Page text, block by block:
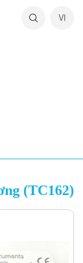
VI
(TC162)